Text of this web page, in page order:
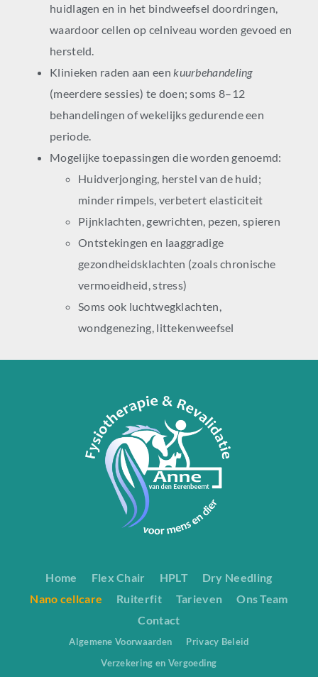
huidlagen en in het bindweefsel doordringen,
waardoor cellen op celniveau worden gevoed en
hersteld.
Klinieken raden aan een kuurbehandeling
(meerdere sessies) te doen; soms 8–12
behandelingen of wekelijks gedurende een
periode.
Mogelijke toepassingen die worden genoemd:
Huidverjonging, herstel van de huid;
minder rimpels, verbetert elasticiteit
Pijnklachten, gewrichten, pezen, spieren
Ontstekingen en laaggradige
gezondheidsklachten (zoals chronische
vermoeidheid, stress)
Soms ook luchtwegklachten,
wondgenezing, littekenweefsel
Home Flex Chair HPLT
Dry Needling
Nano cellcare
Ruiterfit Tarieven
Ons Team
Contact
Algemene Voorwaarden
Privacy Beleid
Verzekering en Vergoeding